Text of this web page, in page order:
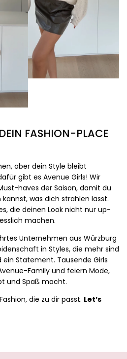
FASHION-PLACE
aber dein Style bleibt
gibt es Avenue Girls! Wir
haves der Saison, damit du
was dich strahlen lässt.
die deinen Look nicht nur up-
machen.
Unternehmen aus Würzburg
in Styles, die mehr sind
ein Statement. Tausende Girls
Family und feiern Mode,
und Spaß macht.
die zu dir passt. Let’s